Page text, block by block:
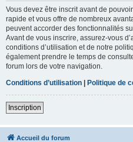
Vous devez être inscrit avant de
rapide et vous offre de nombreux
peuvent accorder des fonctionnalités
Avant de vous inscrire, assurez-vous
conditions d’utilisation et de notre
également prendre le temps de
forum lors de votre navigation.
Conditions d’utilisation | Politique de
Inscription
Accueil du forum